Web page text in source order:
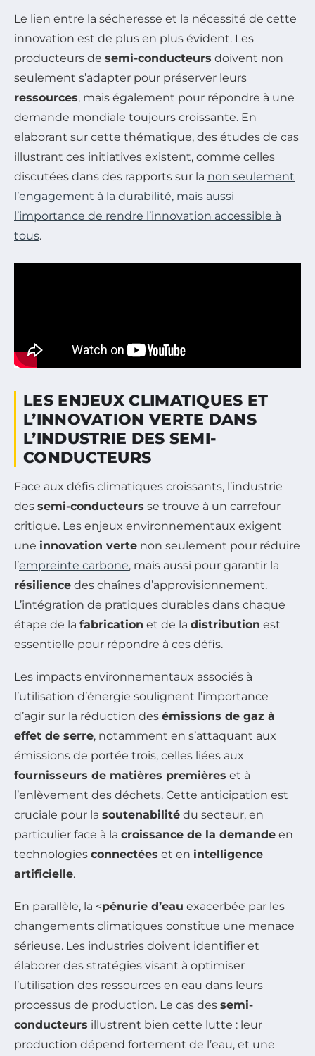
Le lien entre la sécheresse et la nécessité de cette
innovation est de plus en plus évident. Les
producteurs de semi-conducteurs doivent non
seulement s’adapter pour préserver leurs
ressources, mais également pour répondre à une
demande mondiale toujours croissante. En
elaborant sur cette thématique, des études de cas
illustrant ces initiatives existent, comme celles
discutées dans des rapports sur la non seulement
l’engagement à la durabilité, mais aussi
l’importance de rendre l’innovation accessible à
tous.
LES ENJEUX CLIMATIQUES ET
L’INNOVATION VERTE DANS
L’INDUSTRIE DES SEMI-
CONDUCTEURS
Face aux défis climatiques croissants, l’industrie
des semi-conducteurs se trouve à un carrefour
critique. Les enjeux environnementaux exigent
une innovation verte non seulement pour réduire
l’empreinte carbone, mais aussi pour garantir la
résilience des chaînes d’approvisionnement.
L’intégration de pratiques durables dans chaque
étape de la fabrication et de la distribution est
essentielle pour répondre à ces défis.
Les impacts environnementaux associés à
l’utilisation d’énergie soulignent l’importance
d’agir sur la réduction des émissions de gaz à
effet de serre, notamment en s’attaquant aux
émissions de portée trois, celles liées aux
fournisseurs de matières premières et à
l’enlèvement des déchets. Cette anticipation est
cruciale pour la soutenabilité du secteur, en
particulier face à la croissance de la demande en
technologies connectées et en intelligence
artificielle.
En parallèle, la <pénurie d’eau exacerbée par les
changements climatiques constitue une menace
sérieuse. Les industries doivent identifier et
élaborer des stratégies visant à optimiser
l’utilisation des ressources en eau dans leurs
processus de production. Le cas des semi-
conducteurs illustrent bien cette lutte : leur
production dépend fortement de l’eau, et une